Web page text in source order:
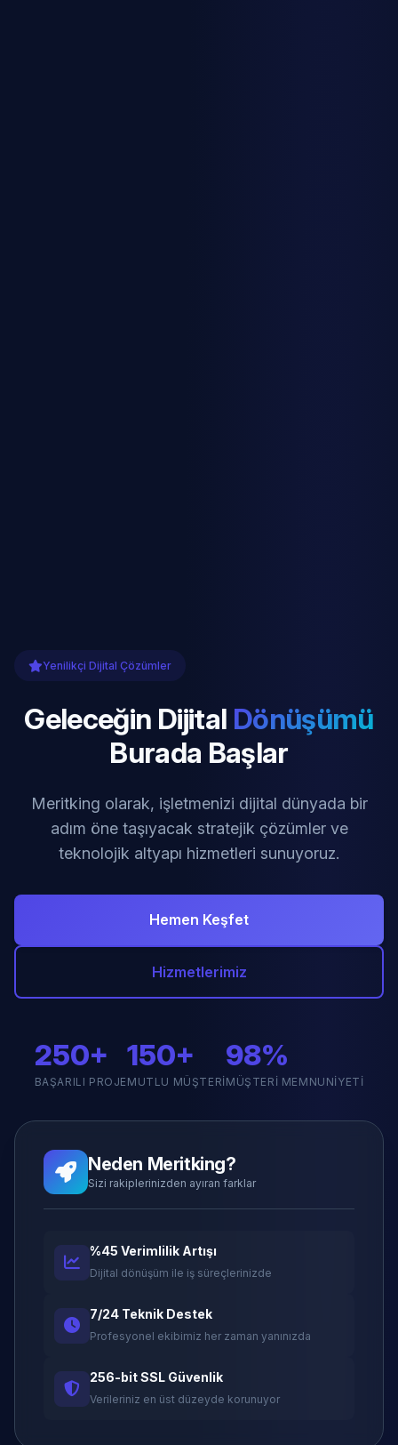
Yenilikçi Dijital Çözümler
Geleceğin Dijital Dönüşümü
Burada Başlar
Meritking olarak, işletmenizi dijital dünyada bir
adım öne taşıyacak stratejik çözümler ve
teknolojik altyapı hizmetleri sunuyoruz.
Hemen Keşfet
Hizmetlerimiz
250+
BAŞARILI PROJE
150+
MUTLU MÜŞTERI
98%
MÜŞTERI MEMNUNIYETI
Neden Meritking?
Sizi rakiplerinizden ayıran farklar
%45 Verimlilik Artışı
Dijital dönüşüm ile iş süreçlerinizde
7/24 Teknik Destek
Profesyonel ekibimiz her zaman yanınızda
256-bit SSL Güvenlik
Verileriniz en üst düzeyde korunuyor